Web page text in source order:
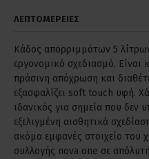
ΛΕΠΤΟΜΕΡΕΙΕΣ
Κάδος απορριμμάτων 5
εργονομικό σχεδιασμό.
πράσινη απόχρωση και
εξασφαλίζει soft touch υφή.
ιδανικός για σημεία που δεν
εξελιγμένη αισθητικά
ακόμα εμφανές στοιχείο του
συλλογής nova one σε